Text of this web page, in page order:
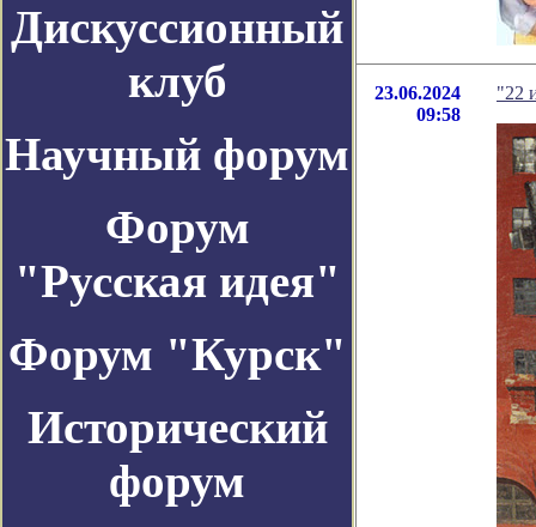
Дискуссионный
клуб
Научный форум
Форум
"Русская идея"
Форум "Курск"
Исторический
форум
23.06.2024
09:58
"22